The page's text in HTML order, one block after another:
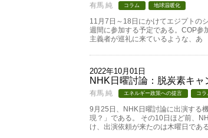
有馬 純 コラム 地球温暖化
11月7日～18日にかけてエジプトの
週間に参加する予定である。COP参
主義者が巡礼に来ているような、あ
2022年10月01日
NHK日曜討論：脱炭素キ
有馬 純 エネルギー政策への提言 コラ
9月25日、NHK日曜討論に出演する
現？」である。 その10日ほど前、
け、出演依頼が来たのは木曜日である